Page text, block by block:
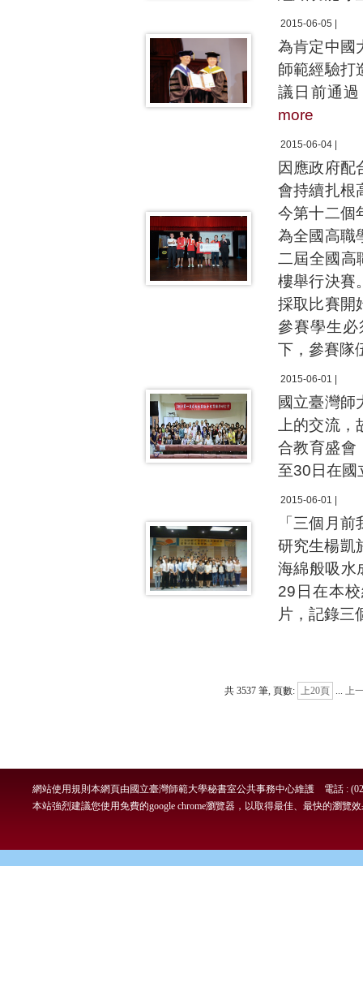
2015-06-05 |
為肯定中國
師範經驗打
議日前通
more
2015-06-04 |
因應政府配
會持續扎根
今第十二個
為全國高職
二屆全國高
樓舉行決賽
採取比賽開
參賽學生
下，參賽隊
2015-06-01 |
國立臺灣師
上的交流
合教育盛會
至30日在國
2015-06-01 |
「三個月
研究生楊凱
海綿般吸水
29日在本
片，記錄三
共 3537 筆, 頁數: 上20頁 ... 上
本網頁由國立臺灣師範大學秘書室公共事務中心維護 電話 :
網站使用規則
本站強烈建議您使用免費的google chrome瀏覽器，以取得最佳、最快的瀏覽